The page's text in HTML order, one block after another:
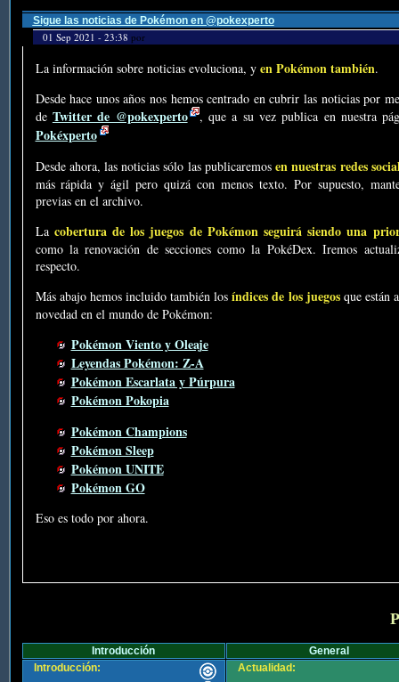
Sigue las noticias de Pokémon en @pokexperto
01 Sep 2021 - 23:38 por
La información sobre noticias evoluciona, y en Pokémon también.
Desde hace unos años nos hemos centrado en cubrir las noticias por
de Twitter de @pokexperto , que a su vez publica en nuestra
Pokéxperto
Desde ahora, las noticias sólo las publicaremosen nuestras redes
más rápida y ágil pero quizá con menos texto. Por supuesto,
previas en el archivo.
La cobertura de los juegos de Pokémon seguirá siendo una
como la renovación de secciones como la PokéDex. Iremos
respecto.
Más abajo hemos incluido también losíndices de los juegosque están
novedad en el mundo de Pokémon:
Pokémon Viento y Oleaje
Leyendas Pokémon: Z-A
Pokémon Escarlata y Púrpura
Pokémon Pokopia
Pokémon Champions
Pokémon Sleep
Pokémon UNITE
Pokémon GO
Eso es todo por ahora.
Introducción
General
Introducción:
Actualidad: